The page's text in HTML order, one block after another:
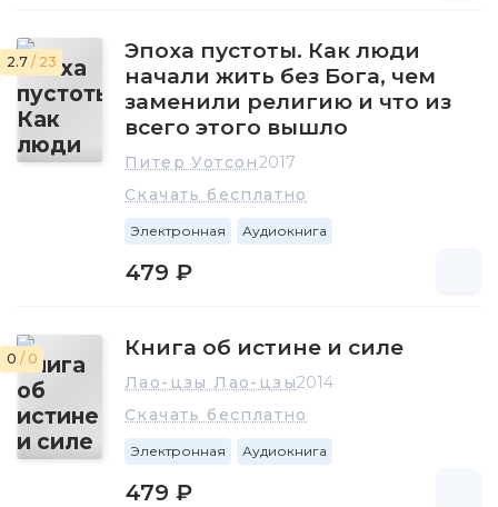
2.7 / 23
Эпоха пустоты. Как люди
начали жить без Бога, чем
заменили религию и что из
всего этого вышло
Питер Уотсон2017
Скачать бесплатно
Электронная Аудиокнига
479 ₽
0 / 0 Книга об истине и силе
Лао-цзы Лао-цзы2014
Скачать бесплатно
Электронная Аудиокнига
479 ₽